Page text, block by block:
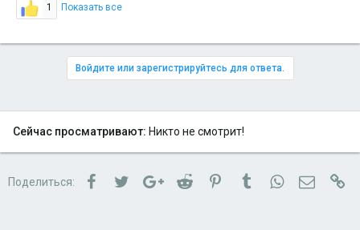
1 Показать все
Войдите или зарегистрируйтесь для ответа.
Сейчас просматривают: Никто не смотрит!
Поделиться: FacebookTwitterGoogle+Reddit PinterestTumblrWhatsApp